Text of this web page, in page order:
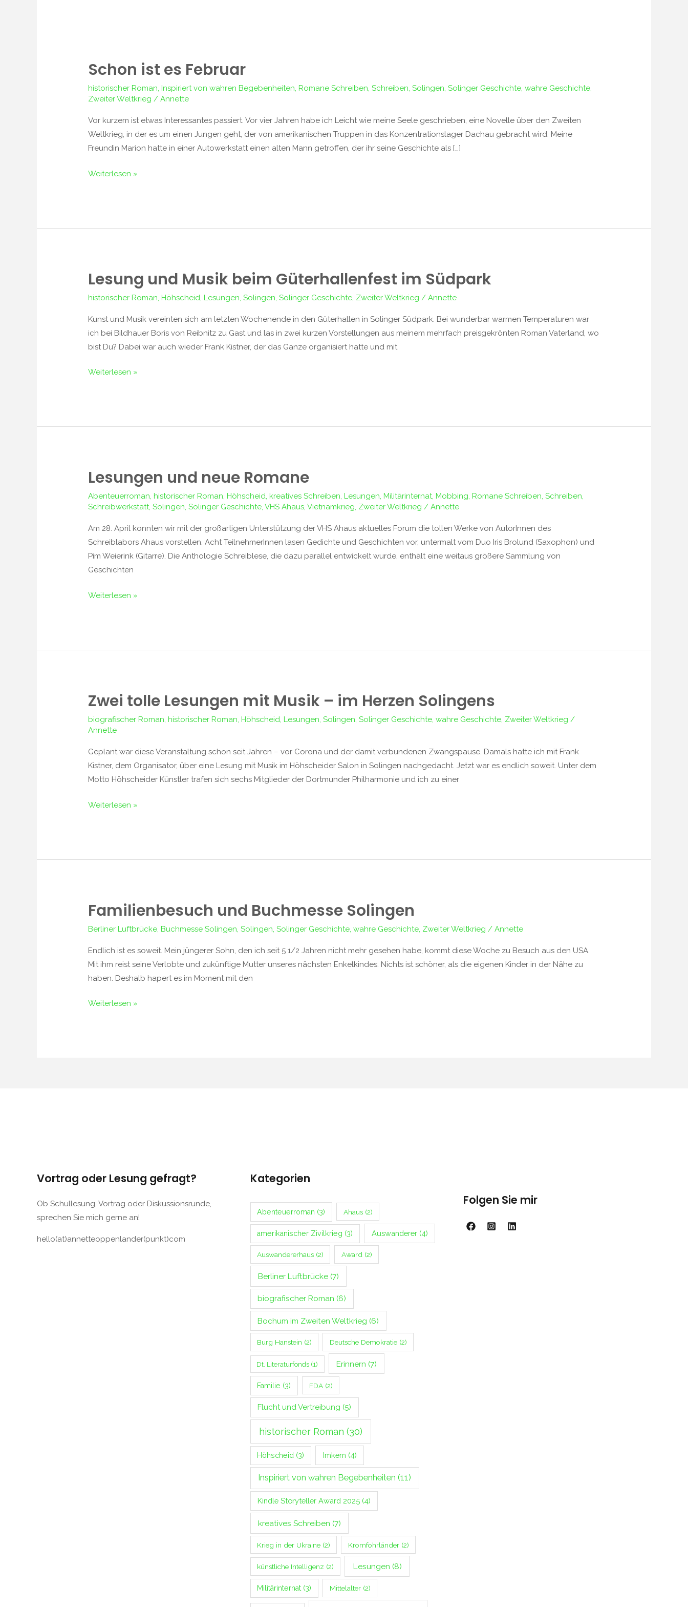
Schon ist es Februar
historischer Roman, Inspiriert von wahren Begebenheiten, Romane Schreiben,Schreiben,Solingen,Solinger Geschichte,wahre Geschichte,
Zweiter Weltkrieg /Annette
Vor kurzem ist etwas Interessantes passiert. Vor vier Jahren habe ich Leicht wie meine Seele geschrieben, eine Novelle über den Zweiten
Weltkrieg, in der es um einen Jungen geht, der von amerikanischen Truppen in das Konzentrationslager Dachau gebracht wird. Meine
Freundin Marion hatte in einer Autowerkstatt einen alten Mann getroffen, der ihr seine Geschichte als […]
Schon
es
Weiterlesen »
Lesung und Musik beim Güterhallenfest im Südpark
historischer Roman, Höhscheid, Lesungen,Solingen,Solinger Geschichte, Zweiter Weltkrieg /Annette
Kunst und Musik vereinten sich am letzten Wochenende in den Güterhallen in Solinger Südpark. Bei wunderbar warmen Temperaturen war
ich bei Bildhauer Boris von Reibnitz zu Gast und las in zwei kurzen Vorstellungen aus meinem mehrfach preisgekrönten Roman Vaterland, wo
bist Du? Dabei war auch wieder Frank Kistner, der das Ganze organisiert hatte und mit
Lesung
Musik
beim
Güterhallenfest
im
Weiterlesen »
Lesungen und neue Romane
Abenteuerroman, historischer Roman, Höhscheid, kreatives Schreiben, Lesungen, Militärinternat, Mobbing, Romane Schreiben,Schreiben,
Schreibwerkstatt,Solingen,Solinger Geschichte,VHS Ahaus,Vietnamkrieg, Zweiter Weltkrieg /Annette
Am 28. April konnten wir mit der großartigen Unterstützung der VHS Ahaus aktuelles Forum die tollen Werke von AutorInnen des
Schreiblabors Ahaus vorstellen. Acht TeilnehmerInnen lasen Gedichte und Geschichten vor, untermalt vom Duo Iris Brolund (Saxophon) und
Pim Weierink (Gitarre). Die Anthologie Schreiblese, die dazu parallel entwickelt wurde, enthält eine weitaus größere Sammlung von
Geschichten
Lesungen
neue
Weiterlesen »
Zwei tolle Lesungen mit Musik – im Herzen Solingens
biografischer Roman, historischer Roman, Höhscheid, Lesungen,Solingen,Solinger Geschichte,wahre Geschichte, Zweiter Weltkrieg /
Annette
Geplant war diese Veranstaltung schon seit Jahren – vor Corona und der damit verbundenen Zwangspause. Damals hatte ich mit Frank
Kistner, dem Organisator, über eine Lesung mit Musik im Höhscheider Salon in Solingen nachgedacht. Jetzt war es endlich soweit. Unter dem
Motto Höhscheider Künstler trafen sich sechs Mitglieder der Dortmunder Philharmonie und ich zu einer
Zwei
Lesungen
Musik
–
im
Solingens
Weiterlesen »
Familienbesuch und Buchmesse Solingen
Berliner Luftbrücke, Buchmesse Solingen,Solingen,Solinger Geschichte,wahre Geschichte, Zweiter Weltkrieg /Annette
Endlich ist es soweit. Mein jüngerer Sohn, den ich seit 5 1/2 Jahren nicht mehr gesehen habe, kommt diese Woche zu Besuch aus den USA.
Mit ihm reist seine Verlobte und zukünftige Mutter unseres nächsten Enkelkindes. Nichts ist schöner, als die eigenen Kinder in der Nähe zu
haben. Deshalb hapert es im Moment mit den
Familienbesuch
Buchmesse
Solingen
Weiterlesen »
Vortrag oder Lesung gefragt?
Ob Schullesung, Vortrag oder Diskussionsrunde,
sprechen Sie mich gerne an!
hello(at)annetteoppenlander(punkt)com
Kategorien
Abenteuerroman (3) Ahaus(2)
amerikanischer Zivilkrieg (3) Auswanderer(4)
Auswandererhaus (2) Award(2)
Berliner Luftbrücke(7)
biografischer Roman (6)
Bochum im Zweiten Weltkrieg (6)
Burg Hanstein (2) Deutsche Demokratie(2)
Dt. Literaturfonds (1) Erinnern (7)
Familie (3) FDA(2)
Flucht und Vertreibung (5)
historischer Roman (30)
Höhscheid (3) Imkern (4)
Inspiriert von wahren Begebenheiten (11)
Kindle Storyteller Award 2025(4)
kreatives Schreiben (7)
Krieg in der Ukraine (2) Kromfohrländer(2)
künstliche Intelligenz (2) Lesungen (8)
Militärinternat(3) Mittelalter(2)
Folgen Sie mir